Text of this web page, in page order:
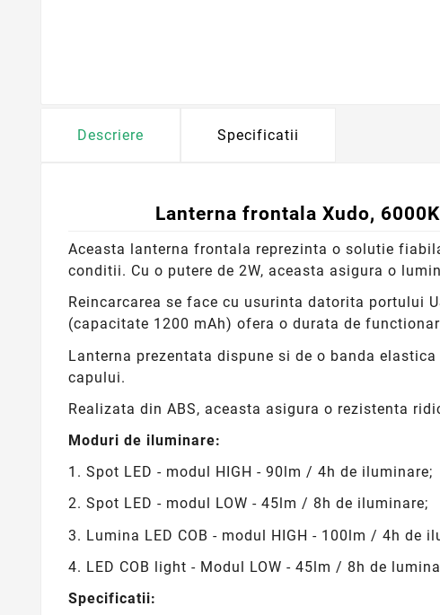
Descriere Specificatii
Lanterna frontala Xudo,
Aceasta lanterna frontala reprezinta o solutie
conditii. Cu o putere de 2W, aceasta asigura o
Reincarcarea se face cu usurinta datorita portului
(capacitate 1200 mAh) ofera o durata de
Lanterna prezentata dispune si de o banda
capului.
Realizata din ABS, aceasta asigura o rezistenta
Moduri de iluminare:
1. Spot LED - modul HIGH - 90lm / 4h de iluminare;
2. Spot LED - modul LOW - 45lm / 8h de iluminare;
3. Lumina LED COB - modul HIGH - 100lm / 4h de
4. LED COB light - Modul LOW - 45lm / 8h de
Specificatii: